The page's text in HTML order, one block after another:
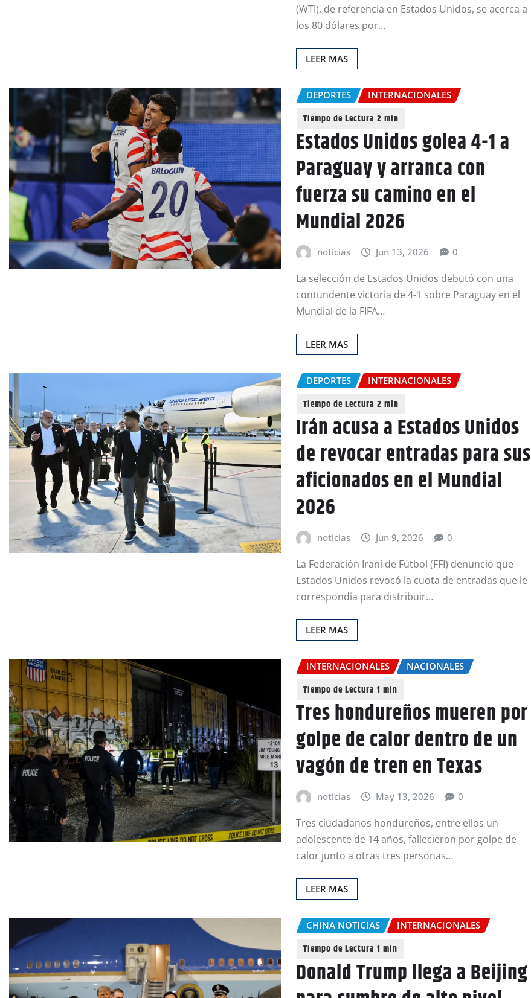
(WTI), de referencia en Estados Unidos, se acerca a
los 80 dólares por…
LEER MAS
DEPORTES INTERNACIONALES
Estados Unidos golea 4-1 a
Paraguay y arranca con
fuerza su camino en el
Mundial 2026
noticias Jun 13, 2026 0
La selección de Estados Unidos debutó con una
contundente victoria de 4-1 sobre Paraguay en el
Mundial de la FIFA…
LEER MAS
DEPORTES INTERNACIONALES
Irán acusa a Estados Unidos
de revocar entradas para sus
aficionados en el Mundial
2026
noticias Jun 9, 2026 0
La Federación Iraní de Fútbol (FFI) denunció que
Estados Unidos revocó la cuota de entradas que le
correspondía para distribuir…
LEER MAS
INTERNACIONALES NACIONALES
Tres hondureños mueren por
golpe de calor dentro de un
vagón de tren en Texas
noticias May 13, 2026 0
Tres ciudadanos hondureños, entre ellos un
adolescente de 14 años, fallecieron por golpe de
calor junto a otras tres personas…
LEER MAS
CHINA NOTICIAS INTERNACIONALES
Donald Trump llega a Beijing